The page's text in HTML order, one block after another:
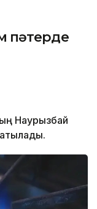
пәтерде
Наурызбай